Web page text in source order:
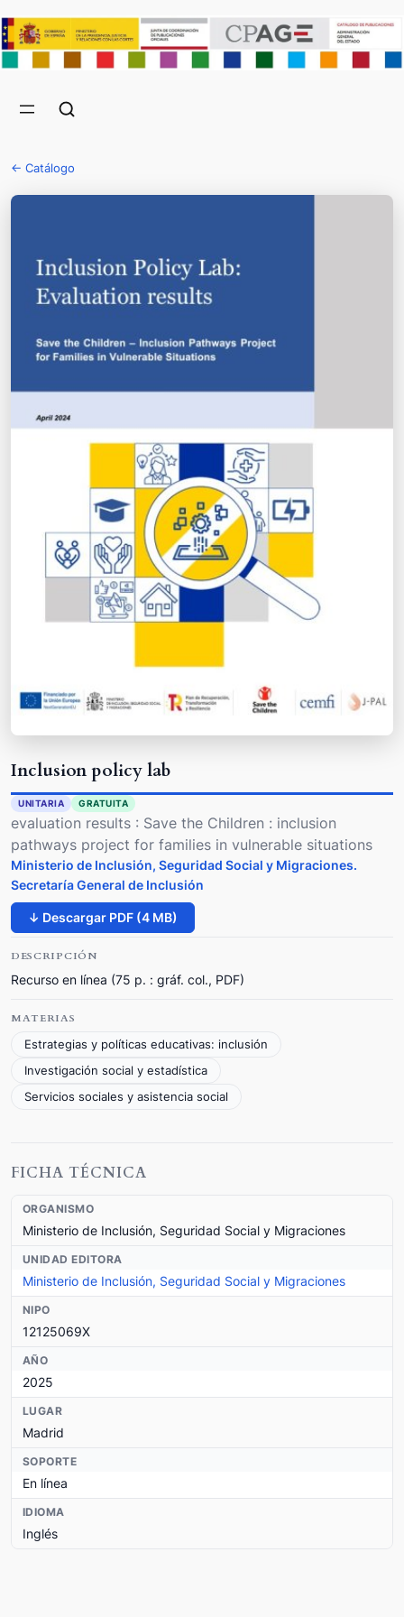
← Catálogo
Inclusion policy lab
UNITARIA GRATUITA
evaluation results : Save the Children : inclusion
pathways project for families in vulnerable situations
Ministerio de Inclusión, Seguridad Social y Migraciones.
Secretaría General de Inclusión
↓ Descargar PDF (4 MB)
DESCRIPCIÓN
Recurso en línea (75 p. : gráf. col., PDF)
MATERIAS
Estrategias y políticas educativas: inclusión
Investigación social y estadística
Servicios sociales y asistencia social
FICHA TÉCNICA
ORGANISMO
Ministerio de Inclusión, Seguridad Social y Migraciones
UNIDAD EDITORA
Ministerio de Inclusión, Seguridad Social y Migraciones
NIPO
12125069X
AÑO
2025
LUGAR
Madrid
SOPORTE
En línea
IDIOMA
Inglés